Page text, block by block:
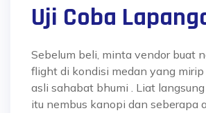
Uji Coba
Sebelum beli, minta vendor buat
flight di kondisi medan yang
asli sahabat bhumi . Liat
itu nembus kanopi dan seberapa